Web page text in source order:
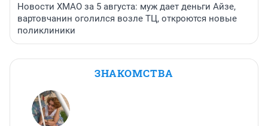
Новости ХМАО за 5 августа: муж дает деньги Айзе,
вартовчанин оголился возле ТЦ, откроются новые
поликлиники
ЗНАКОМСТВА